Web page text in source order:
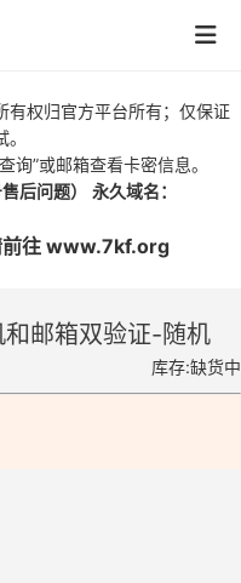
有权归官方平台所有；仅保证
询”或邮箱查看卡密信息。
后问题）
永久域名：
前往 www.7kf.org
邮箱双验证-随机
库存:缺货中